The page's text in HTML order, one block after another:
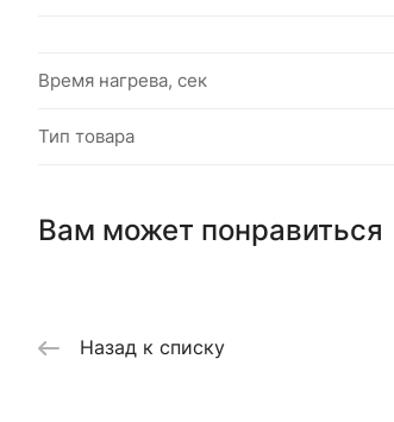
Время нагрева, сек
Тип товара
Вам может понравиться
Назад к списку